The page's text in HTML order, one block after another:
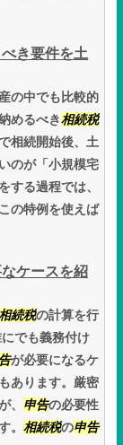
き要件を土
の中でも比較的
めるべき相続税
相続開始後、土
のが「小規模宅
する過程では、
の特例を使えば
ケースを紹
続税の計算を行
でも義務付け
が必要になるケ
あります。厳密
、 申告の必要性
。 相続税の申告